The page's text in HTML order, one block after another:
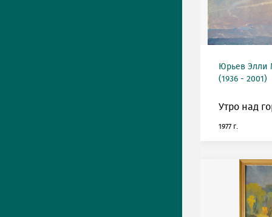
Юрьев Элли
(1936 - 2001)
Утро над
1977 г.